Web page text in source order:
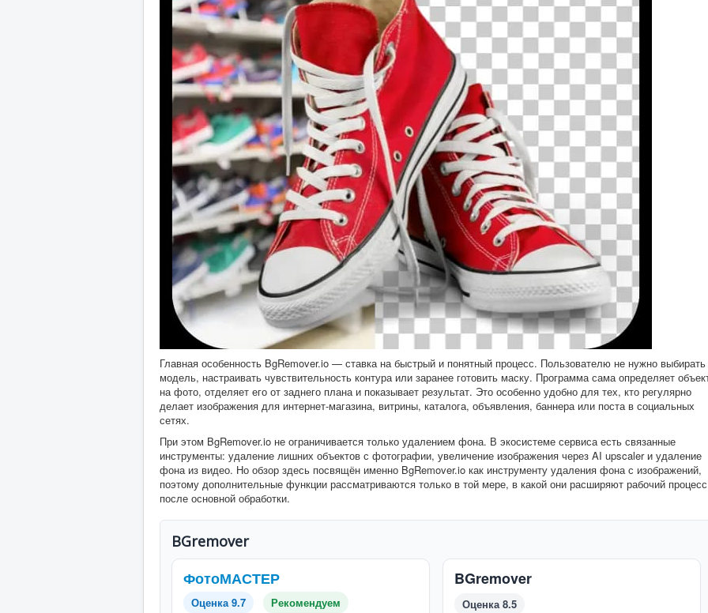
Главная особенность BgRemover.io — ставка на быстрый и понятный процесс. Пользователю не нужно выбирать
модель, настраивать чувствительность контура или заранее готовить маску. Программа сама определяет
на фото, отделяет его от заднего плана и показывает результат. Это особенно удобно для тех, кто регулярно
делает изображения для интернет-магазина, витрины, каталога, объявления, баннера или поста в социальных
сетях.
При этом BgRemover.io не ограничивается только удалением фона. В экосистеме сервиса есть связанные
инструменты: удаление лишних объектов с фотографии, увеличение изображения через AI upscaler и удаление
фона из видео. Но обзор здесь посвящён именно BgRemover.io как инструменту удаления фона с изображений,
поэтому дополнительные функции рассматриваются только в той мере, в какой они расширяют рабочий процесс
после основной обработки.
BGremover
ФотоМАСТЕР
Оценка 9.7 Рекомендуем
BGremover
Оценка 8.5